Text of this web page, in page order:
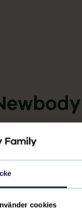
cookies